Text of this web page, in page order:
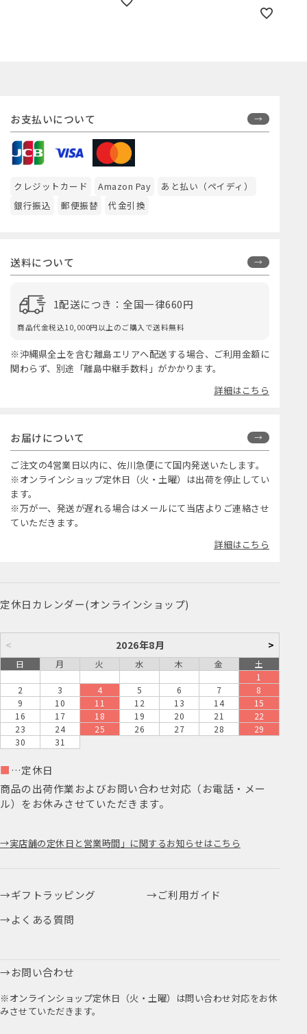
お支払いについて
クレジットカード Amazon Pay
あと払い（ペイディ）
銀行振込
郵便振替 代金引換
送料について
1配送につき：全国一律660円
商品代金税込10,000円以上のご購入で送料無料
※沖縄県全土を含む離島エリアへ配送する場合、ご利用金額に
関わらず、別途「離島中継手数料」がかかります。
詳細はこちら
お届けについて
ご注文の4営業日以内に、佐川急便にて国内発送いたします。
※オンラインショップ定休日（火・土曜）は出荷を停止してい
ます。
※万が一、発送が遅れる場合はメールにて当店よりご連絡させ
ていただきます。
詳細はこちら
定休日カレンダー(オンラインショップ)
< 2026年8月 >
日 月 火 水 木 金
土
1
2
3 4 5 6 7
8
9
10 11 12 13 14
15
16
17 18 19 20 21
22
23
24 25 26 27 28
29
30
31
■ …定休日
商品の出荷作業およびお問い合わせ対応（お電話・メー
ル）をお休みさせていただきます。
実店舗の定休日と営業時間」に関するお知らせはこちら
ギフトラッピング
ご利用ガイド
よくある質問
お問い合わせ
※オンラインショップ定休日（火・土曜）は問い合わせ対応をお休
みさせていただきます。